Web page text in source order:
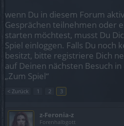
wenn Du in diesem Forum
Gesprächen teilnehmen oder
starten möchtest, musst Du
Spiel einloggen. Falls Du noch
besitzt, bitte registriere Dich
auf Deinen nächsten Besuch
„Zum Spiel“
< Zurück 1 2 3
z-Feronia-z
Forenhalbgott